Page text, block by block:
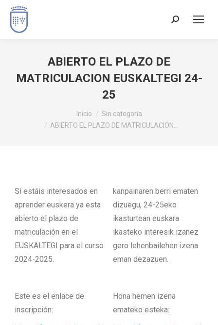
ABIERTO EL PLAZO DE
MATRICULACION EUSKALTEGI 24-
25
Inicio
Sin categoría
ABIERTO EL PLAZO DE MATRICULACION…
Si estáis interesados en
aprender euskera ya esta
abierto el plazo de
matriculación en el
EUSKALTEGI para el curso
2024-2025.
Este es el enlace de
inscripción:
kanpainaren berri ematen
dizuegu, 24-25eko
ikasturtean euskara
ikasteko interesik izanez
gero lehenbailehen izena
eman dezazuen.
Hona hemen izena
emateko esteka: